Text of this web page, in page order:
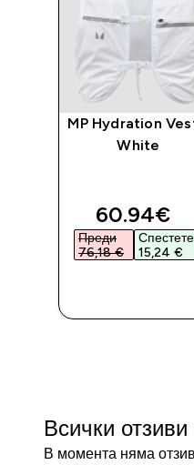
MP Hydration
White
60.94€‎
Преди
76,18 €‎
Спестете
15,24 €‎
Всички
В момента няма